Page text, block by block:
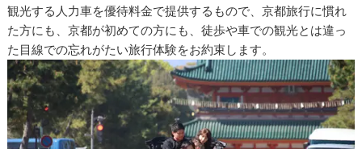
観光する人力車を優待料金で提供するもので、京都旅行に慣れ
た方にも、京都が初めての方にも、徒歩や車での観光とは違っ
た目線での忘れがたい旅行体験をお約束します。